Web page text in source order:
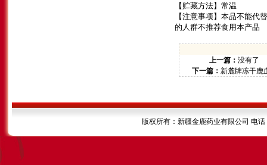
【贮藏方法】常温
【注意事项】本品不能代
的人群不推荐食用本产品
上一篇： 没有了
下一篇： 新麓牌冻干鹿
版权所有：新疆金鹿药业有限公司 电